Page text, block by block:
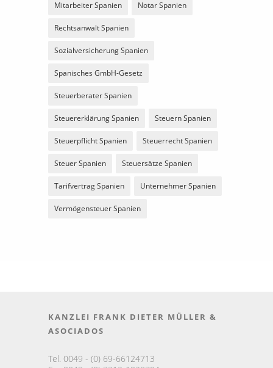
Mitarbeiter Spanien Notar Spanien
Rechtsanwalt Spanien
Sozialversicherung Spanien
Spanisches GmbH-Gesetz
Steuerberater Spanien
Steuererklärung Spanien Steuern Spanien
Steuerpflicht Spanien Steuerrecht Spanien
Steuer Spanien Steuersätze Spanien
Tarifvertrag Spanien Unternehmer Spanien
Vermögensteuer Spanien
KANZLEI FRANK DIETER MÜLLER &
ASOCIADOS
Tel. 0049 - (0) 69-66124713